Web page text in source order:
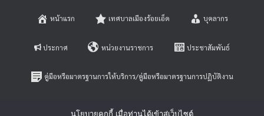
หน้าแรก เทศบาลเมืองร้อยเอ็ด บุคลากร
ประกาศ หน่วยงานราชการ ประชาสัมพันธ์
คู่มือหรือมาตรฐานการให้บริการ/คู่มือหรือมาตรฐานการปฏิบัติงาน
นโยบายคุกกี้ เมื่อท่านได้เข้าสู่เว็บไซต์